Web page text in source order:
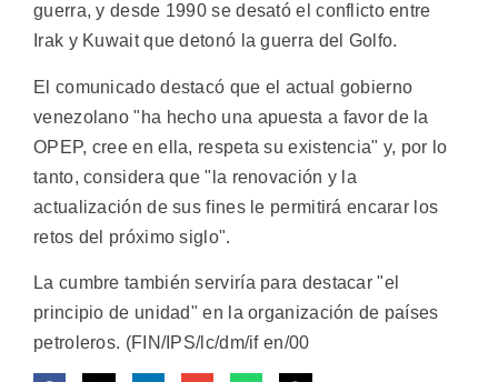
guerra, y desde 1990 se desató el conflicto entre
Irak y Kuwait que detonó la guerra del Golfo.
El comunicado destacó que el actual gobierno
venezolano "ha hecho una apuesta a favor de la
OPEP, cree en ella, respeta su existencia" y, por lo
tanto, considera que "la renovación y la
actualización de sus fines le permitirá encarar los
retos del próximo siglo".
La cumbre también serviría para destacar "el
principio de unidad" en la organización de países
petroleros. (FIN/IPS/lc/dm/if en/00